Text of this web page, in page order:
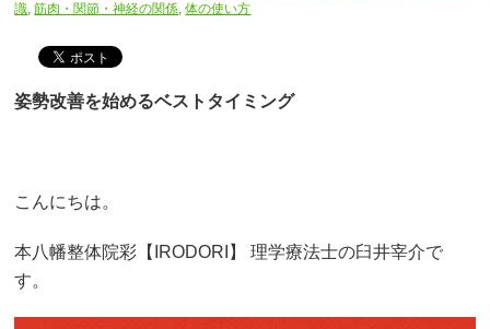
識,筋肉・関節・神経の関係,体の使い方
姿勢改善を始めるベストタイミング
こんにちは。
本八幡整体院彩【IRODORI】 理学療法士の臼井宰介で
す。